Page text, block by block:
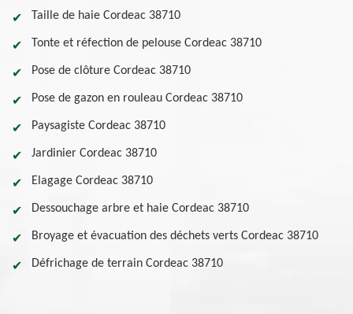
Taille de haie Cordeac 38710
Tonte et réfection de pelouse Cordeac 38710
Pose de clôture Cordeac 38710
Pose de gazon en rouleau Cordeac 38710
Paysagiste Cordeac 38710
Jardinier Cordeac 38710
Elagage Cordeac 38710
Dessouchage arbre et haie Cordeac 38710
Broyage et évacuation des déchets verts Cordeac 38710
Défrichage de terrain Cordeac 38710